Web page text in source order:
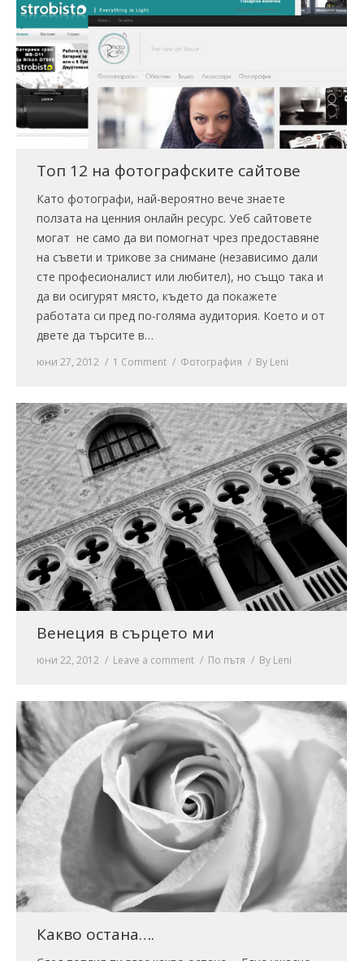
Топ 12 на фотографските сайтове
Като фотографи, най-вероятно вече знаете
ползата на ценния онлайн ресурс. Уеб сайтовете
могат не само да ви помогнат чрез предоставяне
на съвети и трикове за снимане (независимо дали
сте професионалист или любител), но също така и
да ви осигурят място, където да покажете
работата си пред по-голяма аудитория. Което и от
двете да търсите в…
юни 27, 2012 1 Comment Фотография By Leni
Венеция в сърцето ми
юни 22, 2012 Leave a comment По пътя By Leni
Какво остана….